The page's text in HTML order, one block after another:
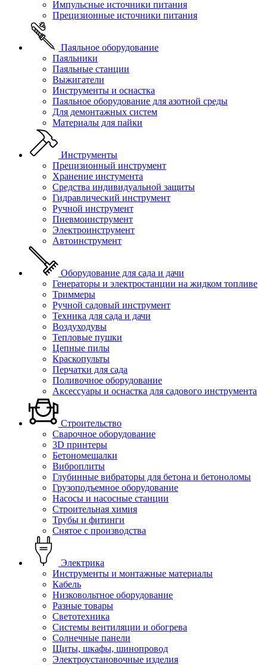
Импульсные источники питания
Прецизионные источники питания
Паяльное оборудование
Паяльники
Паяльные станции
Выжигатели
Инструменты и оснастка
Паяльное оборудование для азотной среды
Для демонтажных систем
Материалы для пайки
Инструменты
Прецизионный инструмент
Хранение инстумента
Средства индивидуальной защиты
Гидравлический инструмент
Ручной инструмент
Пневмоинструмент
Электроинструмент
Автоинструмент
Оборудование для сада и дачи
Генераторы и электростанции на жидком топливе
Триммеры
Ручной садовый инструмент
Техника для сада и дачи
Воздуходувы
Тепловые пушки
Цепные пилы
Краскопульты
Перчатки для сада
Поливочное оборудование
Аксессуары и оснастка для садового инструмента
Строительство
Сварочное оборудование
3D принтеры
Бетономешалки
Виброплиты
Глубинные вибраторы для бетона и бетоноломы
Грузоподъемное оборудование
Насосы и насосные станции
Строительная химия
Трубы и фитинги
Снятое с производства
Электрика
Инструменты и монтажные материалы
Кабель
Низковольтное оборудование
Разные товары
Светотехника
Системы вентиляции и обогрева
Солнечные панели
Щиты, шкафы, шинопровод
Электроустановочные изделия